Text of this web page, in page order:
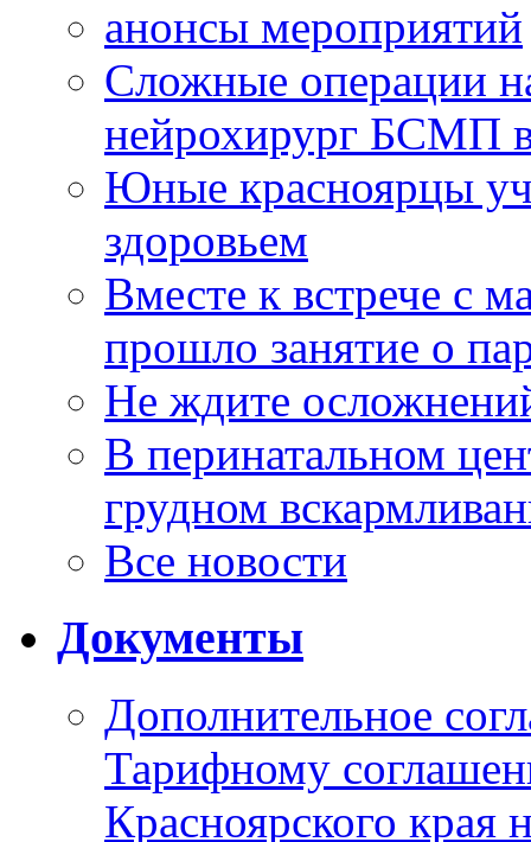
анонсы мероприятий
Сложные операции
нейрохирург БСМП
Юные красноярцы
здоровьем
Вместе к встрече с
прошло занятие о
Не ждите
В перинатальном
грудном
Все новости
Документы
Дополнительное
Тарифному
Красноярского края